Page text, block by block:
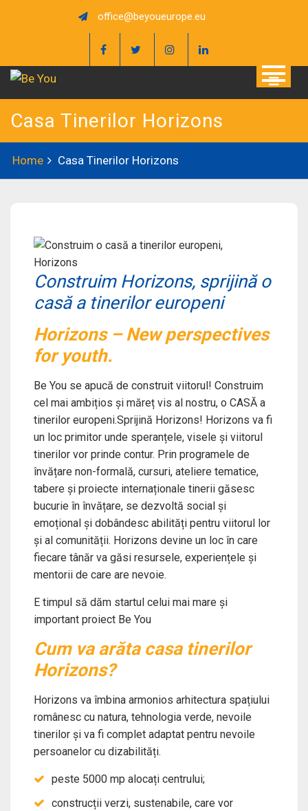
office@beyoueurope.eu
Casa Tinerilor Horizons
Home Casa Tinerilor Horizons
Construim Horizons, sprijină o
casă a tinerilor europeni
Horizons – New perspectives
for youth.
Be You se apucă de construit viitorul! Construim
cel mai ambițios și măreț vis al nostru, o CASĂ a
tinerilor europeni.Sprijină Horizons! Horizons va fi
un loc primitor unde speranțele, visele și viitorul
tinerilor vor prinde contur. Prin programele de
învățare non-formală, cursuri, ateliere tematice,
tabere și proiecte internaționale tinerii găsesc
bucurie în învățare, se dezvoltă social și
emoțional și dobândesc abilități pentru viitorul lor
și al comunității. Horizons devine un loc în care
fiecare tânăr va găsi resursele, experiențele și
mentorii de care are nevoie.
E timpul să dăm startul celui mai mare și
important proiect Be You
Cum va arăta casa tinerilor
Horizons?
Horizons va îmbina armonios arhitectura spațiului
românesc cu natura, tehnologia verde, nevoile
tinerilor și va fi complet adaptat pentru nevoile
persoanelor cu dizabilități.
peste 5000 mp alocați centrului;
construcții verzi, sustenabile, care vor